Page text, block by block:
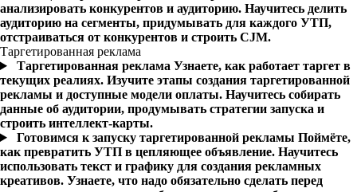
анализировать конкурентов и аудиторию. Научитесь делить
аудиторию на сегменты, придумывать для каждого УТП,
отстраиваться от конкурентов и строить CJM.
Таргетированная реклама
Таргетированная реклама Узнаете, как работает таргет в
текущих реалиях. Изучите этапы создания таргетированной
рекламы и доступные модели оплаты. Научитесь собирать
данные об аудитории, продумывать стратегии запуска и
строить интеллект-карты.
Готовимся к запуску таргетированной рекламы Поймёте,
как превратить УТП в цепляющее объявление. Научитесь
использовать текст и графику для создания рекламных
креативов. Узнаете, что надо обязательно сделать перед